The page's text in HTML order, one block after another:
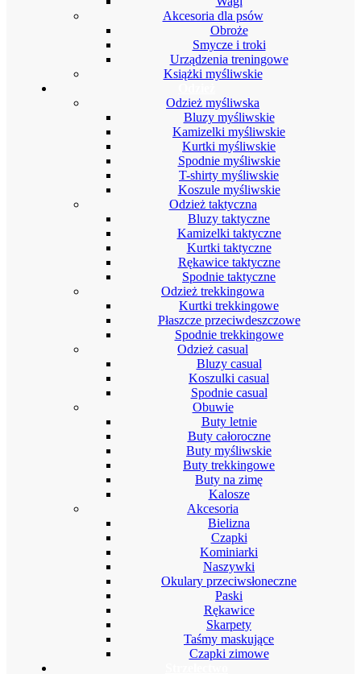
Akcesoria dla psów
Obroże
Smycze i troki
Urządzenia treningowe
Książki myśliwskie
Odzież myśliwska
Bluzy myśliwskie
Kamizelki myśliwskie
Kurtki myśliwskie
Spodnie myśliwskie
T-shirty myśliwskie
Koszule myśliwskie
Odzież taktyczna
Bluzy taktyczne
Kamizelki taktyczne
Kurtki taktyczne
Rękawice taktyczne
Spodnie taktyczne
Odzież trekkingowa
Kurtki trekkingowe
Płaszcze przeciwdeszczowe
Spodnie trekkingowe
Odzież casual
Bluzy casual
Koszulki casual
Spodnie casual
Obuwie
Buty letnie
Buty całoroczne
Buty myśliwskie
Buty trekkingowe
Buty na zimę
Kalosze
Akcesoria
Bielizna
Czapki
Kominiarki
Naszywki
Okulary przeciwsłoneczne
Paski
Rękawice
Skarpety
Taśmy maskujące
Czapki zimowe